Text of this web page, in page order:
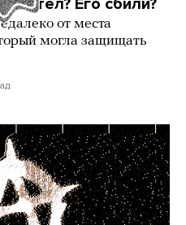
летел? Его сбили?
от места
могла защищать